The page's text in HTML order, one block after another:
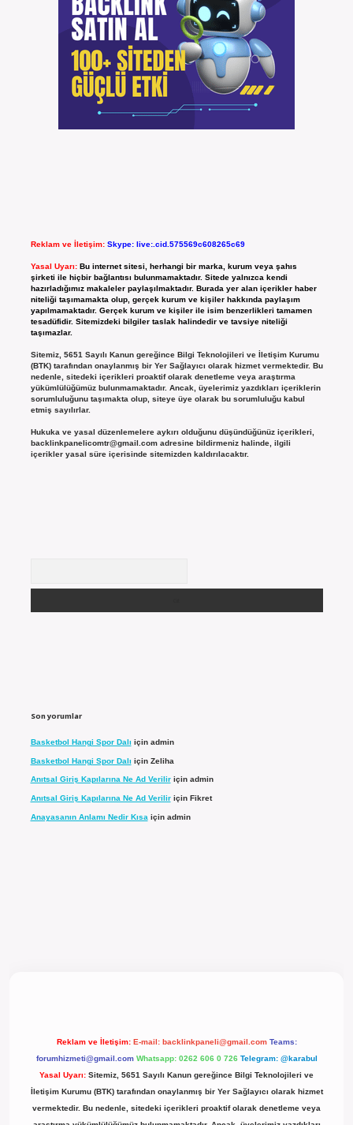
Reklam ve İletişim: Skype: live:.cid.575569c608265c69
Yasal Uyarı: Bu internet sitesi, herhangi bir marka, kurum veya şahıs
şirketi ile hiçbir bağlantısı bulunmamaktadır. Sitede yalnızca kendi
hazırladığımız makaleler paylaşılmaktadır. Burada yer alan içerikler haber
niteliği taşımamakta olup, gerçek kurum ve kişiler hakkında paylaşım
yapılmamaktadır. Gerçek kurum ve kişiler ile isim benzerlikleri tamamen
tesadüfidir. Sitemizdeki bilgiler taslak halindedir ve tavsiye niteliği
taşımazlar.
Sitemiz, 5651 Sayılı Kanun gereğince Bilgi Teknolojileri ve İletişim Kurumu
(BTK) tarafından onaylanmış bir Yer Sağlayıcı olarak hizmet vermektedir. Bu
nedenle, sitedeki içerikleri proaktif olarak denetleme veya araştırma
yükümlülüğümüz bulunmamaktadır. Ancak, üyelerimiz yazdıkları içeriklerin
sorumluluğunu taşımakta olup, siteye üye olarak bu sorumluluğu kabul
etmiş sayılırlar.
Hukuka ve yasal düzenlemelere aykırı olduğunu düşündüğünüz içerikleri,
backlinkpanelicomtr@gmail.comadresine bildirmeniz halinde, ilgili
içerikler yasal süre içerisinde sitemizden kaldırılacaktır.
Son yorumlar
Basketbol Hangi Spor Dalı için admin
Basketbol Hangi Spor Dalı için Zeliha
Anıtsal Giriş Kapılarına Ne Ad Veriliriçin admin
Anıtsal Giriş Kapılarına Ne Ad Veriliriçin Fikret
Anayasanın Anlamı Nedir Kısa için admin
Reklam ve İletişim: E-mail: backlinkpaneli@gmail.com Teams:
forumhizmeti@gmail.com Whatsapp: 0262 606 0 726 Telegram: @karabul
Yasal Uyarı: Sitemiz, 5651 Sayılı Kanun gereğince Bilgi Teknolojileri ve
İletişim Kurumu (BTK) tarafından onaylanmış bir Yer Sağlayıcı olarak hizmet
vermektedir. Bu nedenle, sitedeki içerikleri proaktif olarak denetleme veya